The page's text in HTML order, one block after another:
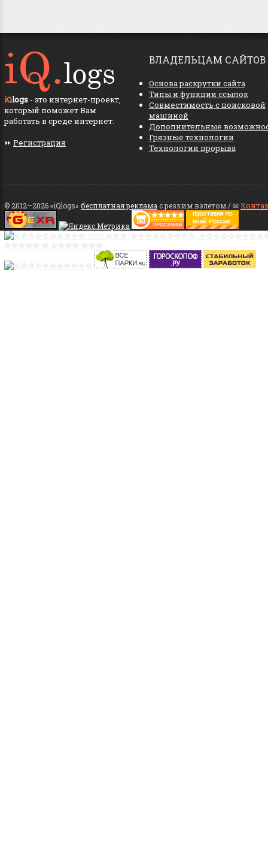
iQlogs - это интернет-проект,
который поможет Вам
работать в среде интернет.
⏩ Регистрация
ВЛАДЕЛЬЦАМ САЙТОВ
Основа раскрутки сайта
Типы и функции ссылок
Совместимость с поисковой
машиной
Дополнительные
Грязные технологии
Технологии прорыва
© 2012—2026 «iQlogs» бесплатная реклама с резким взлетом / ✉